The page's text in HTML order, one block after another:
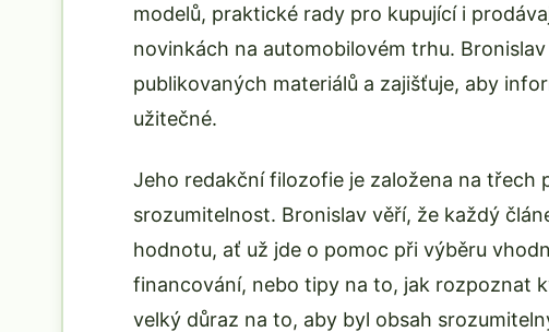
modelů, praktické rady pro kupující i
novinkách na automobilovém trhu.
publikovaných materiálů a zajišťuje, aby
užitečné.
Jeho redakční filozofie je založena na třech
srozumitelnost. Bronislav věří, že každý
hodnotu, ať už jde o pomoc při výběru
financování, nebo tipy na to, jak rozpoznat
velký důraz na to, aby byl obsah